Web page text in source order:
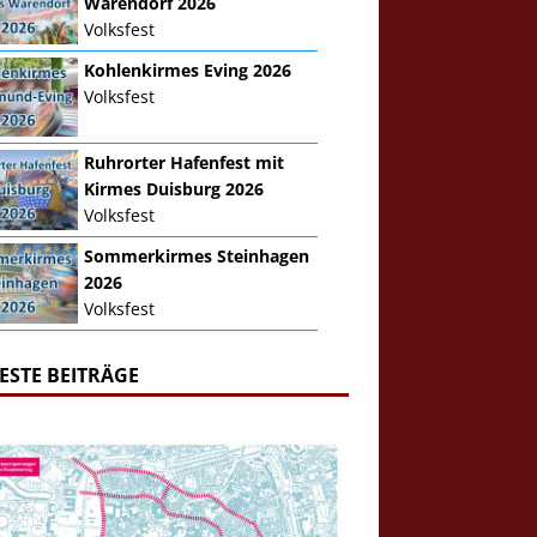
Volksfest
Kohlenkirmes Eving 2026
Volksfest
Ruhrorter Hafenfest mit
Kirmes Duisburg 2026
Volksfest
Sommerkirmes Steinhagen
2026
Volksfest
BEITRÄGE